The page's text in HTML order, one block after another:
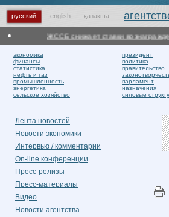
русский english қазақша
ЖССБ снижает ставки
экономика
финансы
статистика
нефть и газ
промышленность
энергетика
сельское хозяйство
президент
политика
правительство
парламент
назначения
силовые
Лента новостей
Новости экономики
Интервью / комментарии
On-line конференции
Пресс-релизы
Пресс-материалы
Видео
Новости агентства